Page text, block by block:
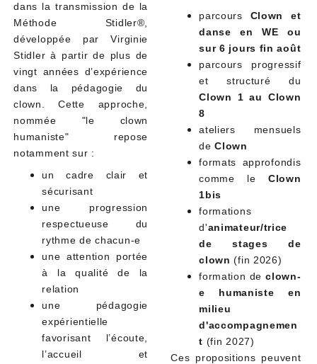
dans la transmission de la
Méthode Stidler®,
développée par Virginie
Stidler à partir de plus de
vingt années d’expérience
dans la pédagogie du
clown. Cette approche,
nommée "le clown
humaniste" repose
notamment sur :
un cadre clair et
sécurisant
une progression
respectueuse du
rythme de chacun-e
une attention portée
à la qualité de la
relation
une pédagogie
expérientielle
favorisant l’écoute,
l’accueil et
parcours Clown et
danse en WE ou
sur 6 jours fin août
parcours progressif
et structuré du
Clown 1 au Clown
8
ateliers mensuels
de Clown
formats approfondis
comme le Clown
1bis
formations
d'animateur/trice
de stages de
clown(fin 2026)
formation de clown-
e humaniste en
milieu
d'accompagnemen
t (fin 2027)
Ces propositions peuvent